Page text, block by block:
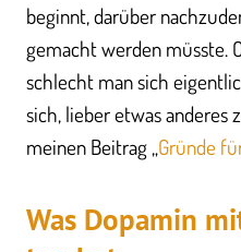
beginnt, darüber
gemacht werden müsste.
schlecht man sich
sich, lieber etwas anderes
meinen Beitrag „Gründe
Was Dopamin